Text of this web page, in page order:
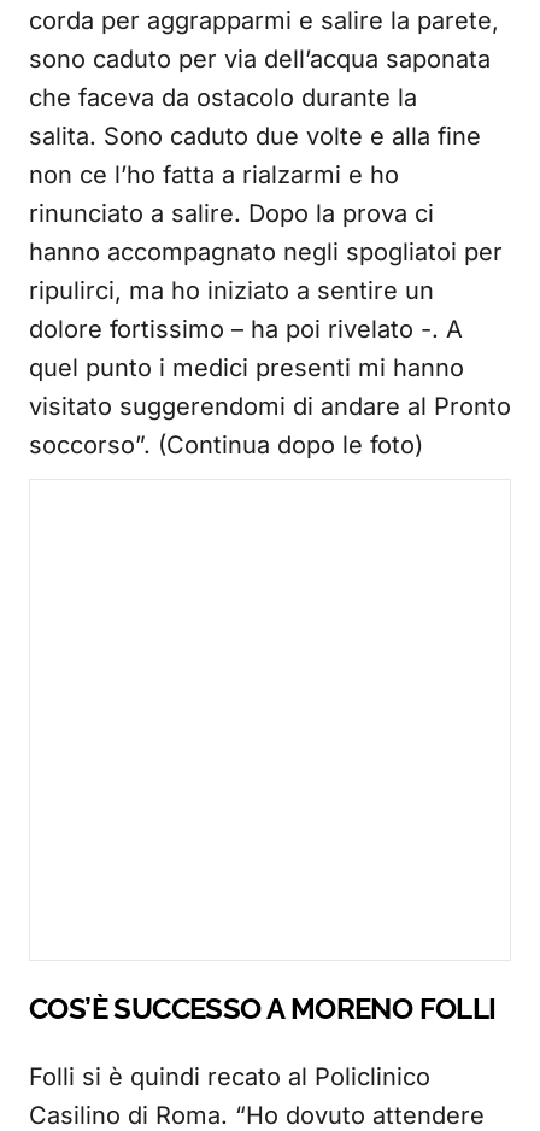
corda per aggrapparmi e salire la parete,
sono caduto per via dell’acqua saponata
che faceva da ostacolo durante la
salita. Sono caduto due volte e alla fine
non ce l’ho fatta a rialzarmi e ho
rinunciato a salire. Dopo la prova ci
hanno accompagnato negli spogliatoi per
ripulirci, ma ho iniziato a sentire un
dolore fortissimo – ha poi rivelato -. A
quel punto i medici presenti mi hanno
visitato suggerendomi di andare al Pronto
soccorso”. (Continua dopo le foto)
COS’È SUCCESSO A MORENO FOLLI
Folli si è quindi recato al Policlinico
Casilino di Roma. “Ho dovuto attendere